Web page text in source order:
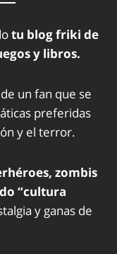
tu blog friki de
y libros.
un fan que se
preferidas
y el terror.
zombis
“cultura
y ganas de